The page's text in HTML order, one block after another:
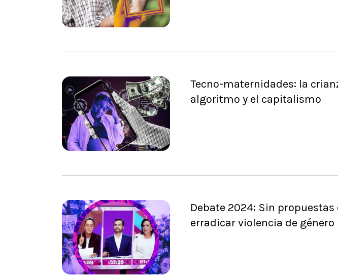
Tecno-maternidades: la
algoritmo y el capitalismo
Debate 2024: Sin propuestas
erradicar violencia de género